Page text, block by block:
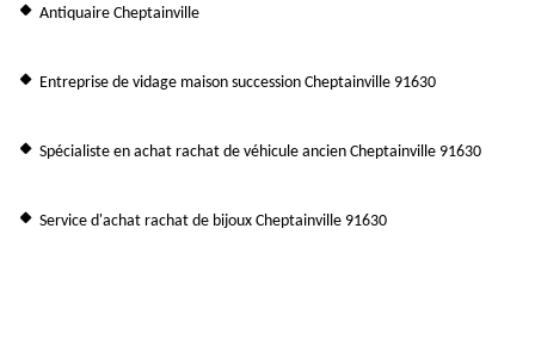
Antiquaire Cheptainville
Entreprise de vidage maison succession Cheptainville 91630
Spécialiste en achat rachat de véhicule ancien Cheptainville 91630
Service d'achat rachat de bijoux Cheptainville 91630